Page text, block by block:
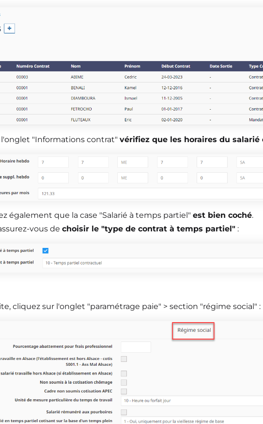
l'onglet "Informations contrat" vérifiez que les horaires du
également que la case "Salarié à temps partiel" est bien coché.
vous de choisir le "type de contrat à temps partiel" :
cliquez sur l'onglet "paramétrage paie" > section "régime social" :